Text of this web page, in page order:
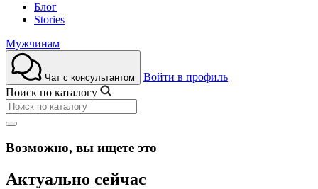
Блог
Stories
Мужчинам
Чат с консультантом
Войти в профиль
Поиск по каталогу
Возможно, вы ищете это
Актуально сейчас